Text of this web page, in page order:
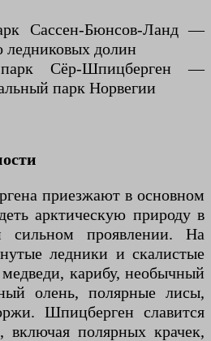
Сассен-Бюнсов-Ланд —
долин
Сёр-Шпицберген —
парк Норвегии
приезжают в основном
арктическую природу в
сильном проявлении. На
ледники и скалистые
карибу, необычный
олень, полярные лисы,
Шпицберген славится
включая полярных крачек,